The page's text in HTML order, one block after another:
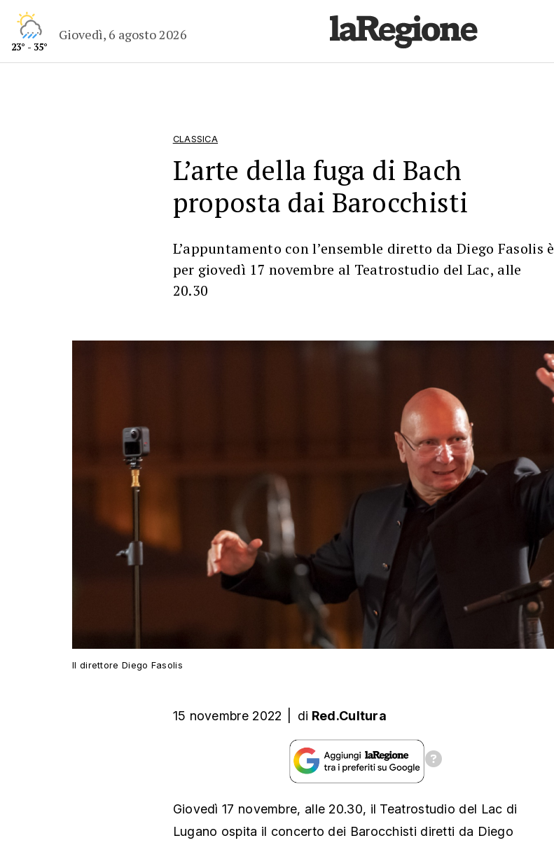
23° - 35°
Giovedì, 6 agosto 2026
CLASSICA
L’arte della fuga di Bach
proposta dai Barocchisti
L’appuntamento con l’ensemble diretto da Diego Fasolis è
per giovedì 17 novembre al Teatrostudio del Lac, alle
20.30
Il direttore Diego Fasolis
15 novembre 2022 di Red.Cultura
Giovedì 17 novembre, alle 20.30, il Teatrostudio del Lac di
Lugano ospita il concerto dei Barocchisti diretti da Diego